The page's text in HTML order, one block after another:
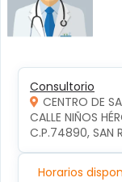
Consultorio
CENTRO DE
CALLE NIÑOS
C.P.74890, SAN
Horarios